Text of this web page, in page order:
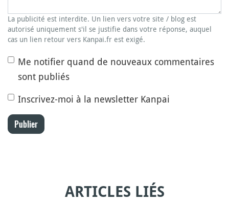
La publicité est interdite. Un lien vers votre site / blog est
autorisé uniquement s'il se justifie dans votre réponse, auquel
cas un lien retour vers Kanpai.fr est exigé.
Me notifier quand de nouveaux commentaires
sont publiés
Inscrivez-moi à la newsletter Kanpai
Publier
ARTICLES LIÉS